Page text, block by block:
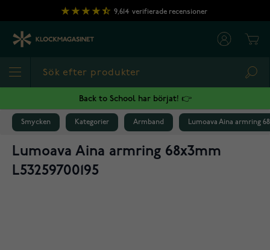
Hoppa till innehållet
9,614 verifierade recensioner
Back to School har börjat! 👉
Smycken Kategorier Armband Lumoava Aina armring
Lumoava Aina armring 68x3mm
L53259700195